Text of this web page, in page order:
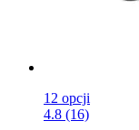
12 opcji
4.8 (16)